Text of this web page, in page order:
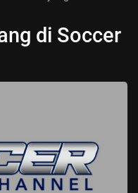
Cup 2026...
di Soccer